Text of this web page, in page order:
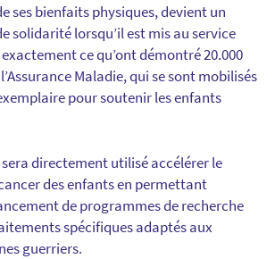
ses bienfaits physiques, devient un
solidarité lorsqu’il est mis au service
exactement ce qu’ont démontré 20.000
Maladie, qui se sont mobilisés
pour soutenir les enfants
sera directement utilisé accélérer le
des enfants en permettant
de programmes de recherche
spécifiques adaptés aux
guerriers.